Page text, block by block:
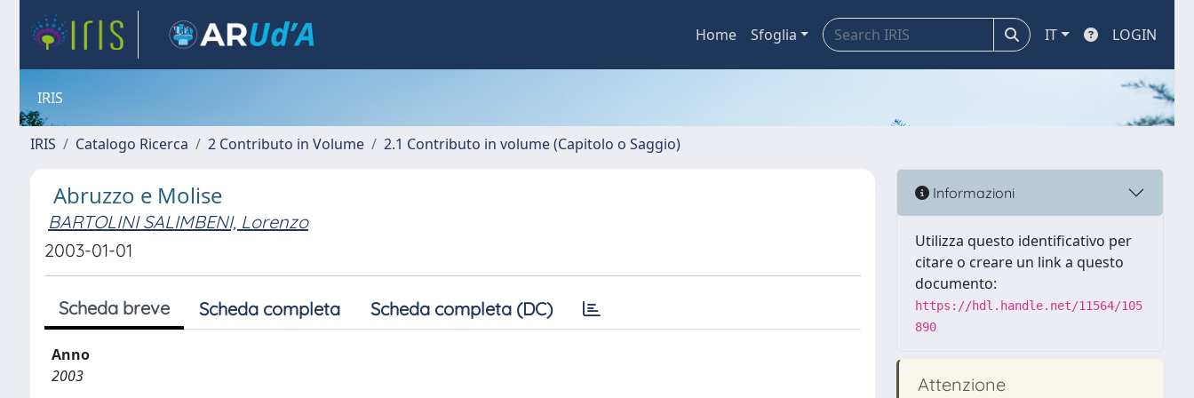
Home Sfoglia IT LOGIN
IRIS
IRIS Catalogo Ricerca 2 Contributo in Volume 2.1 Contributo in volume (Capitolo o Saggio)
Abruzzo e Molise
BARTOLINI SALIMBENI, Lorenzo
2003-01-01
Scheda breve Scheda completa Scheda completa (DC)
Anno
2003
Informazioni
Utilizza questo identificativo per
citare o creare un link a questo
documento:
https://hdl.handle.net/11564/105
890
Attenzione